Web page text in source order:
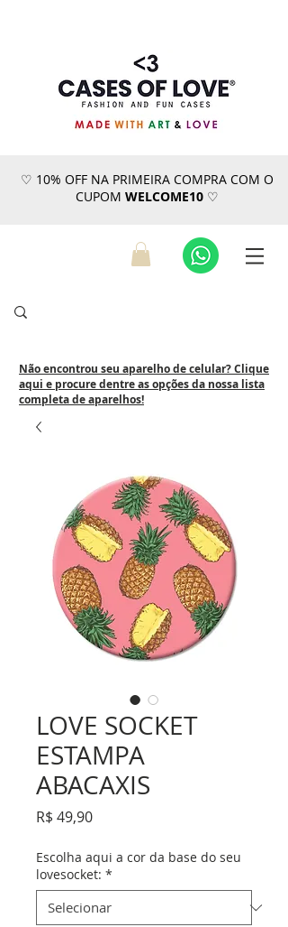
♡ 10% OFF NA PRIMEIRA COMPRA COM O
CUPOM WELCOME10♡
Não encontrou seu aparelho de celular? Clique
aqui e procure dentre as opções da nossa lista
completa de aparelhos!
LOVE SOCKET
ESTAMPA
ABACAXIS
R$ 49,90Preço
Escolha aqui a cor da base do seu
lovesocket: *